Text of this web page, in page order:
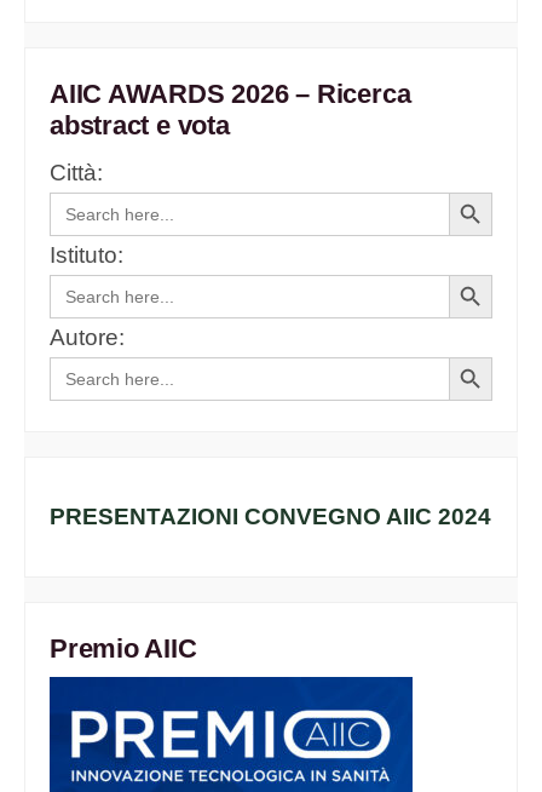
AIIC AWARDS 2026 – Ricerca
abstract e vota
Città:
Search
for:
Search
Button
Istituto:
Search
for:
Search
Button
Autore:
Search
for:
Search
Button
PRESENTAZIONI CONVEGNO AIIC 2024
Premio AIIC